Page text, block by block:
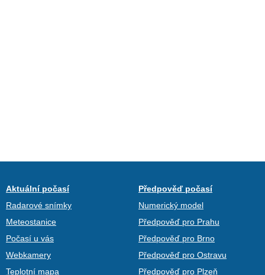
Aktuální počasí
Radarové snímky
Meteostanice
Počasí u vás
Webkamery
Teplotní mapa
Předpověď počasí
Numerický model
Předpověď pro Prahu
Předpověď pro Brno
Předpověď pro Ostravu
Předpověď pro Plzeň